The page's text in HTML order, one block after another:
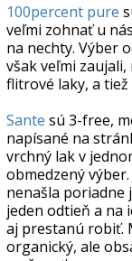
100percent pure
veľmi zohnať u
na nechty. Výber
však veľmi
flitrové laky, a tiež
Sante sú 3-free,
napísané na
vrchný lak v
obmedzený
nenašla poriadne
jeden odtieň a na
aj prestanú robiť.
organický, ale